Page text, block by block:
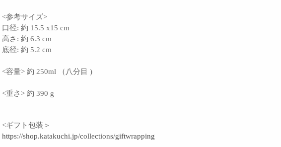
<参考サイズ>
口径: 約 15.5 x15 cm
高さ: 約 6.3 cm
底径: 約 5.2 cm
<容量> 約 250ml （八分目 )
<重さ> 約 390 g
<ギフト包装＞
https://shop.katakuchi.jp/collections/giftwrapping